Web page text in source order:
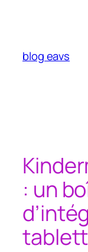
blog eavs
: un